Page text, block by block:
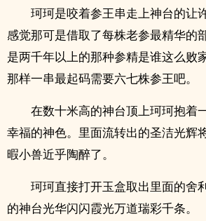
珂珂是咬着参王串走上神台的让
感觉那可是借取了每株老参最精华的
是两千年以上的那种参精是谁这么败
那样一串最起码需要六七株参王吧。
在数十米高的神台顶上珂珂抱着
幸福的神色。里面流转出的圣洁光辉
暇小兽近乎陶醉了。
珂珂直接打开玉盒取出里面的舍
的神台光华闪闪霞光万道瑞彩千条。